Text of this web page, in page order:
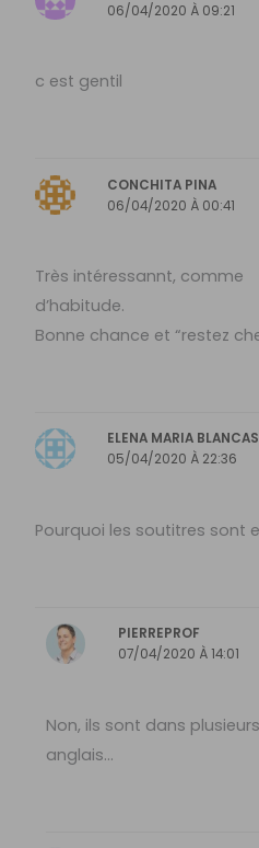
06/04/2020 À 09:21
c est gentil
CONCHITA PINA
06/04/2020 À 00:41
Très intéressannt, comme
d’habitude.
Bonne chance et “restez
ELENA MARIA
05/04/2020 À 22:36
Pourquoi les soutitres sont
PIERREPROF
07/04/2020 À 14:01
Non, ils sont dans
anglais…